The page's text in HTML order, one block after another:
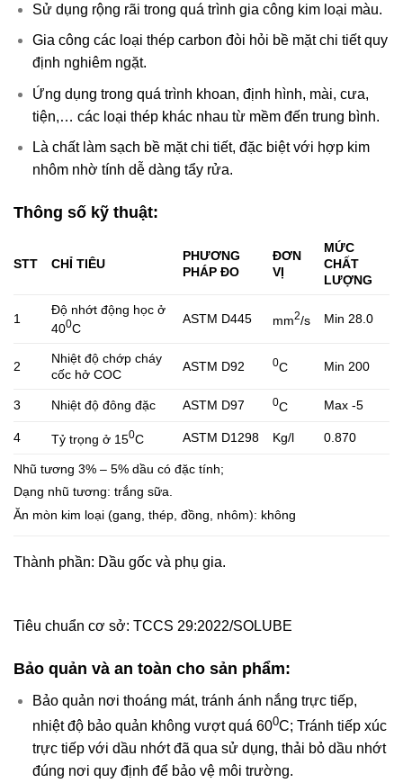
Sử dụng rộng rãi trong quá trình gia công kim loại màu.
Gia công các loại thép carbon đòi hỏi bề mặt chi tiết quy
định nghiêm ngặt.
Ứng dụng trong quá trình khoan, định hình, mài, cưa,
tiện,… các loại thép khác nhau từ mềm đến trung bình.
Là chất làm sạch bề mặt chi tiết, đặc biệt với hợp kim
nhôm nhờ tính dễ dàng tẩy rửa.
Thông số kỹ thuật:
STT CHỈ TIÊU
PHƯƠNG
PHÁP ĐO
ĐƠN
VỊ
MỨC
CHẤT
LƯỢNG
1
Độ nhớt động học ở
400C
ASTM D445 mm2/s Min 28.0
2
Nhiệt độ chớp cháy
cốc hở COC
ASTM D92 0C Min 200
3 Nhiệt độ đông đặc ASTM D97 0C Max -5
4 Tỷ trọng ở 150C ASTM D1298 Kg/l 0.870
Nhũ tương 3% – 5% dầu có đặc tính;
Dạng nhũ tương: trắng sữa.
Ăn mòn kim loại (gang, thép, đồng, nhôm): không
Thành phần: Dầu gốc và phụ gia.
Tiêu chuẩn cơ sở: TCCS 29:2022/SOLUBE
Bảo quản và an toàn cho sản phẩm:
Bảo quản nơi thoáng mát, tránh ánh nắng trực tiếp,
nhiệt độ bảo quản không vượt quá 600C; Tránh tiếp xúc
trực tiếp với dầu nhớt đã qua sử dụng, thải bỏ dầu nhớt
đúng nơi quy định để bảo vệ môi trường.